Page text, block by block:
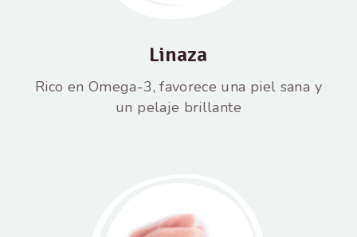
Linaza
Rico en Omega-3, favorece una piel sana y
un pelaje brillante